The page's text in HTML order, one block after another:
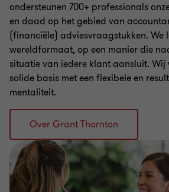
ondersteunen 700+ professionals
en daad op het gebied van
(financiële) adviesvraagstukken. We
wereldformaat, op een manier die
situatie van iedere klant aansluit. Wij
solide basis met een flexibele en
mentaliteit.
Over Grant Thornton